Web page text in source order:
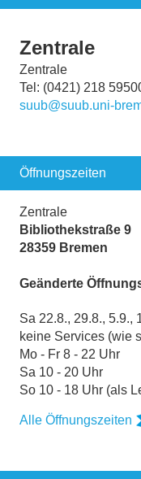
Zentrale
Zentrale
Tel: (0421) 218
suub@suub.uni-
Öffnungszeiten
Zentrale
Bibliothekstraße 9
28359 Bremen
Geänderte
Sa 22.8., 29.8., 5.9.,
keine Services (wie
Mo - Fr 8 - 22 Uhr
Sa 10 - 20 Uhr
So 10 - 18 Uhr (als
Alle Öffnungszeiten